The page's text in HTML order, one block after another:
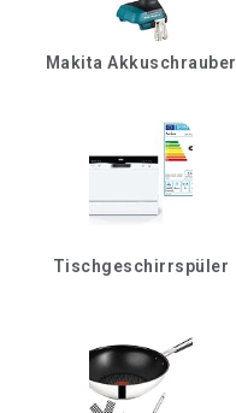
Makita Akkuschrauber
Tischgeschirrspüler